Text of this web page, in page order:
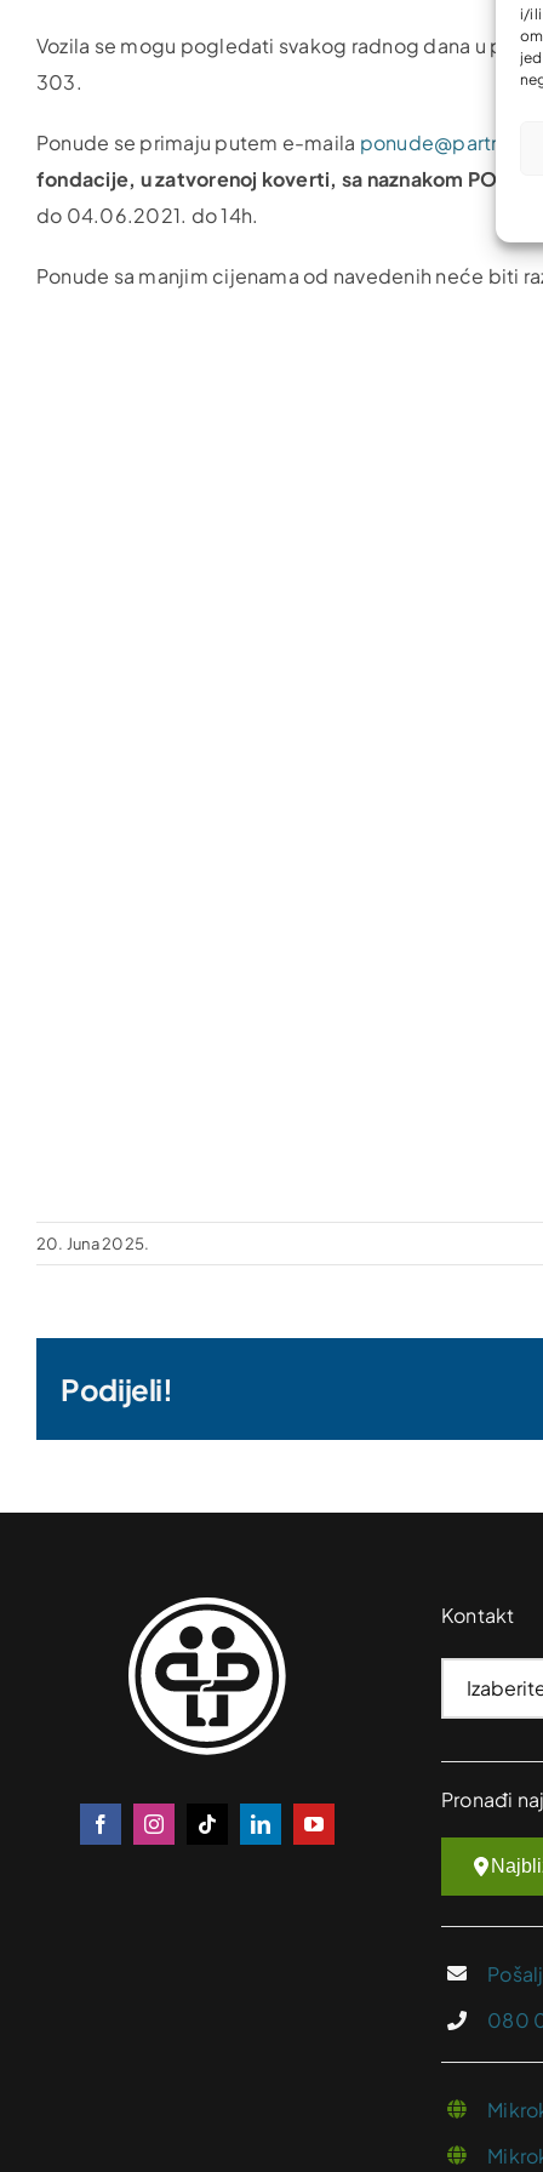
i/ili
Vozila se mogu pogledati svakog radnog dana u
303.
Ponude se primaju putem e-maila ponude@partner.ba
fondacije, u zatvorenoj koverti, sa naznakom
do 04.06.2021. do 14h.
Ponude sa manjim cijenama od navedenih neće biti
20. Juna 2025.
Podijeli!
Kontakt
Pronađi
080